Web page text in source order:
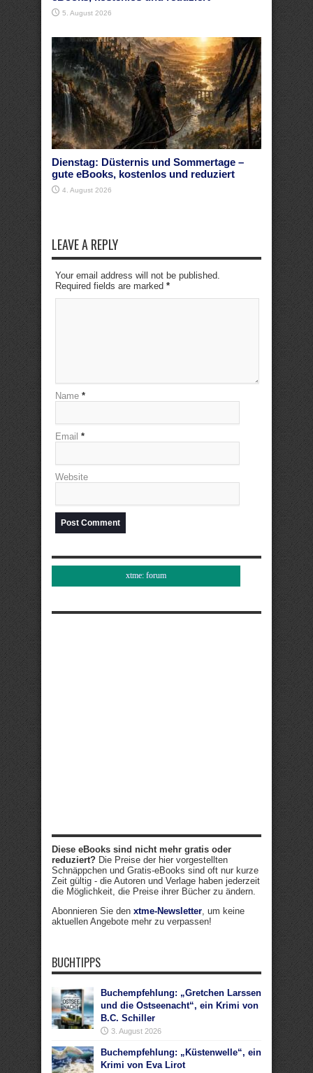
5. August 2026
Dienstag: Düsternis und Sommertage –
gute eBooks, kostenlos und reduziert
4. August 2026
LEAVE A REPLY
Your email address will not be published.
Required fields are marked *
Name *
Email *
Website
xtme: forum
Diese eBooks sind nicht mehr gratis oder
reduziert? Die Preise der hier vorgestellten
Schnäppchen und Gratis-eBooks sind oft nur kurze
Zeit gültig - die Autoren und Verlage haben jederzeit
die Möglichkeit, die Preise ihrer Bücher zu ändern.
Abonnieren Sie den xtme-Newsletter, um keine
aktuellen Angebote mehr zu verpassen!
BUCHTIPPS
Buchempfehlung: „Gretchen Larssen
und die Ostseenacht“, ein Krimi von
B.C. Schiller
3. August 2026
Buchempfehlung: „Küstenwelle“, ein
Krimi von Eva Lirot